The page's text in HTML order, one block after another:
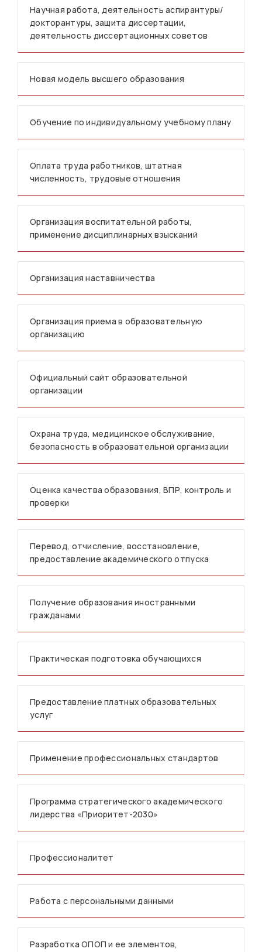
Научная работа, деятельность аспирантуры/
докторантуры, защита диссертации,
деятельность диссертационных советов
Новая модель высшего образования
Обучение по индивидуальному учебному плану
Оплата труда работников, штатная
численность, трудовые отношения
Организация воспитательной работы,
применение дисциплинарных взысканий
Организация наставничества
Организация приема в образовательную
организацию
Официальный сайт образовательной
организации
Охрана труда, медицинское обслуживание,
безопасность в образовательной организации
Оценка качества образования, ВПР, контроль и
проверки
Перевод, отчисление, восстановление,
предоставление академического отпуска
Получение образования иностранными
гражданами
Практическая подготовка обучающихся
Предоставление платных образовательных
услуг
Применение профессиональных стандартов
Программа стратегического академического
лидерства «Приоритет-2030»
Профессионалитет
Работа с персональными данными
Разработка ОПОП и ее элементов,